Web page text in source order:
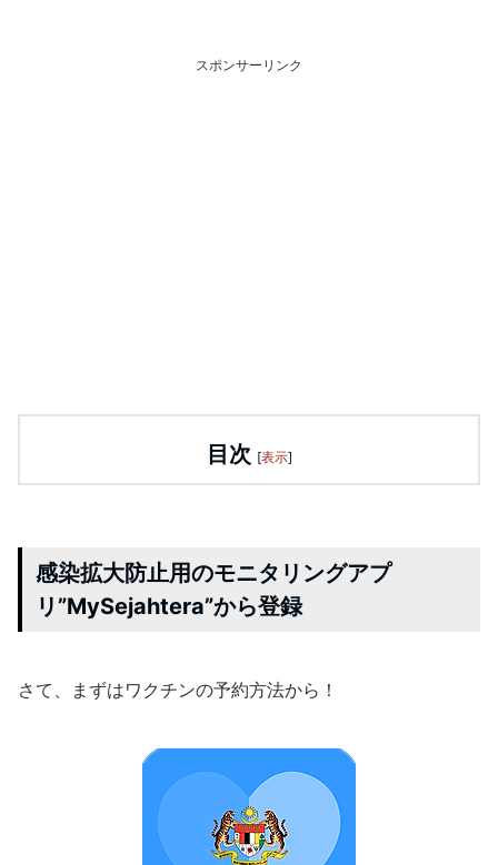
スポンサーリンク
目次 [表示]
感染拡大防止用のモニタリングアプ
リ”MySejahtera”から登録
さて、まずはワクチンの予約方法から！